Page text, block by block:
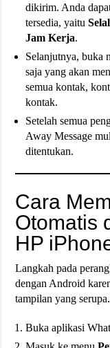
dikirim. Anda
tersedia, yaitu
Jam Kerja.
Selanjutnya, buka
saja yang akan
semua kontak,
kontak.
Setelah semua
Away Message
ditentukan.
Cara
Otomatis
HP
Langkah pada
dengan Android
tampilan yang serupa.
Buka aplikasi